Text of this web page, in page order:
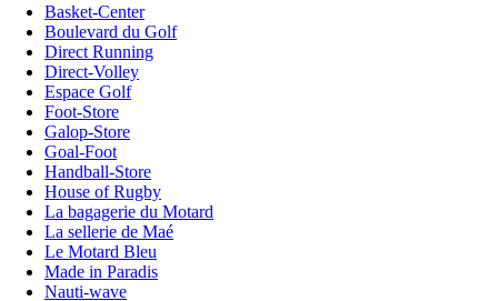
Basket-Center
Boulevard du Golf
Direct Running
Direct-Volley
Espace Golf
Foot-Store
Galop-Store
Goal-Foot
Handball-Store
House of Rugby
La bagagerie du Motard
La sellerie de Maé
Le Motard Bleu
Made in Paradis
Nauti-wave